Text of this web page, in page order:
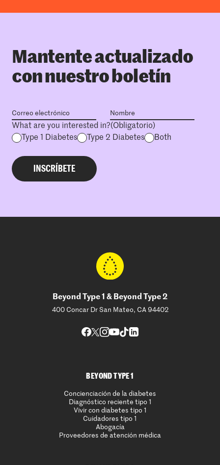
Mantente actualizado
con nuestro boletín
What are you interested in?(Obligatorio)
Type 1 Diabetes
Type 2 Diabetes Both
Beyond Type 1 & Beyond Type 2
400 Concar Dr San Mateo, CA 94402
BEYOND TYPE 1
Concienciación de la diabetes
Diagnóstico reciente tipo 1
Vivir con diabetes tipo 1
Cuidadores tipo 1
Abogacía
Proveedores de atención médica